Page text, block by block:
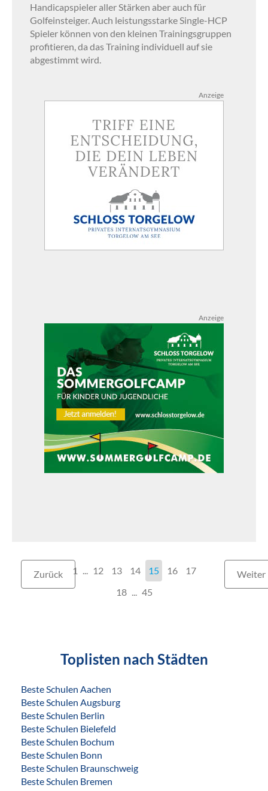
Handicapspieler aller Stärken aber auch für
Golfeinsteiger. Auch leistungsstarke Single-HCP
Spieler können von den kleinen Trainingsgruppen
profitieren, da das Training individuell auf sie
abgestimmt wird.
Anzeige
Anzeige
Zurück 1 12 13 14 15 16
17
18
45
Weiter
Toplisten nach Städten
Beste Schulen Aachen
Beste Schulen Augsburg
Beste Schulen Berlin
Beste Schulen Bielefeld
Beste Schulen Bochum
Beste Schulen Bonn
Beste Schulen Braunschweig
Beste Schulen Bremen